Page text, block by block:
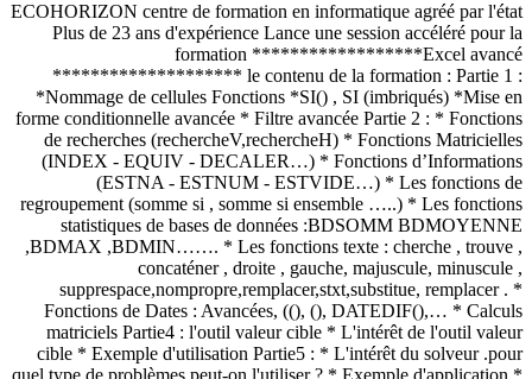
ECOHORIZON centre de formation en informatique agréé par l'état
Plus de 23 ans d'expérience Lance une session accéléré pour la
formation ******************Excel avancé
******************** le contenu de la formation : Partie 1 :
*Nommage de cellules Fonctions *SI() , SI (imbriqués) *Mise en
forme conditionnelle avancée * Filtre avancée Partie 2 : * Fonctions
de recherches (rechercheV,rechercheH) * Fonctions Matricielles
(INDEX - EQUIV - DECALER…) * Fonctions d’Informations
(ESTNA - ESTNUM - ESTVIDE…) * Les fonctions de
regroupement (somme si , somme si ensemble …..) * Les fonctions
statistiques de bases de données :BDSOMM BDMOYENNE
,BDMAX ,BDMIN……. * Les fonctions texte : cherche , trouve ,
concaténer , droite , gauche, majuscule, minuscule ,
supprespace,nompropre,remplacer,stxt,substitue, remplacer . *
Fonctions de Dates : Avancées, ((), (), DATEDIF(),… * Calculs
matriciels Partie4 : l'outil valeur cible * L'intérêt de l'outil valeur
cible * Exemple d'utilisation Partie5 : * L'intérêt du solveur .pour